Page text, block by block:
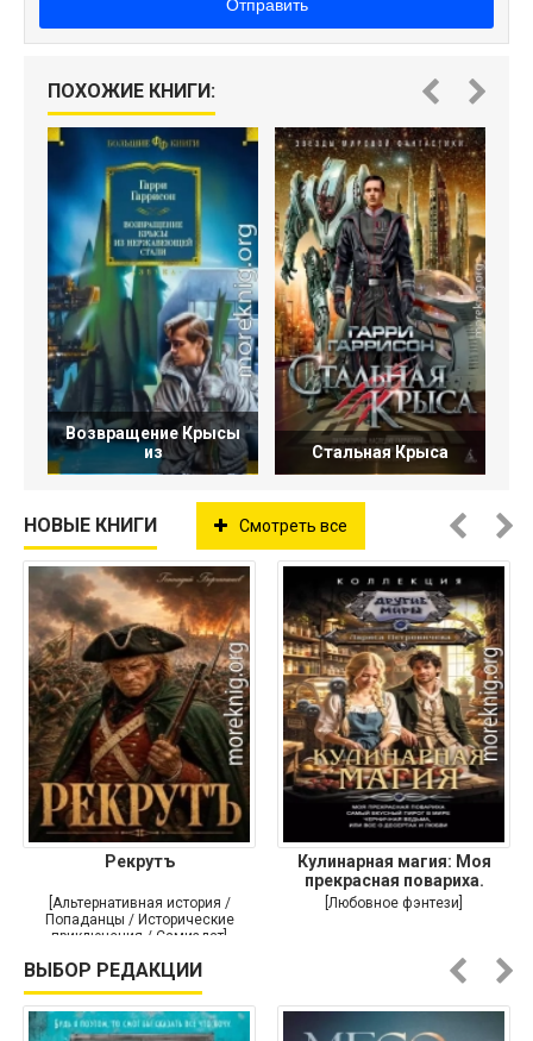
Отправить
ПОХОЖИЕ КНИГИ:
Возвращение Крысы
из
Стальная Крыса
НОВЫЕ КНИГИ Смотреть все
Рекрутъ
[Альтернативная история /
Попаданцы / Исторические
приключения / Самиздат]
Кулинарная магия: Моя
прекрасная повариха.
Самый
[Любовное фэнтези]
ВЫБОР РЕДАКЦИИ